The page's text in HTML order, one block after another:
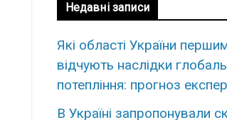
Недавні записи
Які області України
відчують наслідки
потепління: прогноз
В Україні запропонували